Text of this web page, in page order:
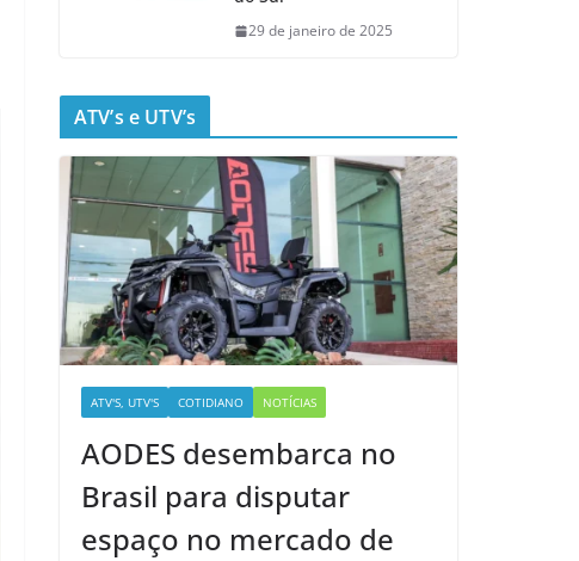
29 de janeiro de 2025
ATV’s e UTV’s
ATV'S, UTV'S COTIDIANO NOTÍCIAS
AODES desembarca no
Brasil para disputar
espaço no mercado de